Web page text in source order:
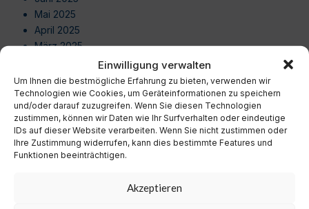
Einwilligung verwalten
Um Ihnen die bestmögliche Erfahrung zu bieten, verwenden wir
Technologien wie Cookies, um Geräteinformationen zu speichern
und/oder darauf zuzugreifen. Wenn Sie diesen Technologien
zustimmen, können wir Daten wie Ihr Surfverhalten oder eindeutige
IDs auf dieser Website verarbeiten. Wenn Sie nicht zustimmen oder
Ihre Zustimmung widerrufen, kann dies bestimmte Features und
Funktionen beeinträchtigen.
Akzeptieren
Mai 2025
April 2025
März 2025
Januar 2025
Dezember 2024
November 2024
Oktober 2024
September 2024
August 2024